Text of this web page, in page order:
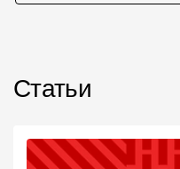
Статьи